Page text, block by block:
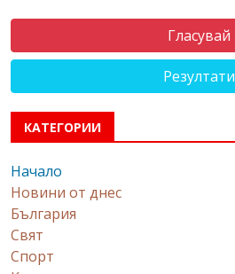
Резултати
КАТЕГОРИИ
Начало
Новини от днес
България
Свят
Спорт